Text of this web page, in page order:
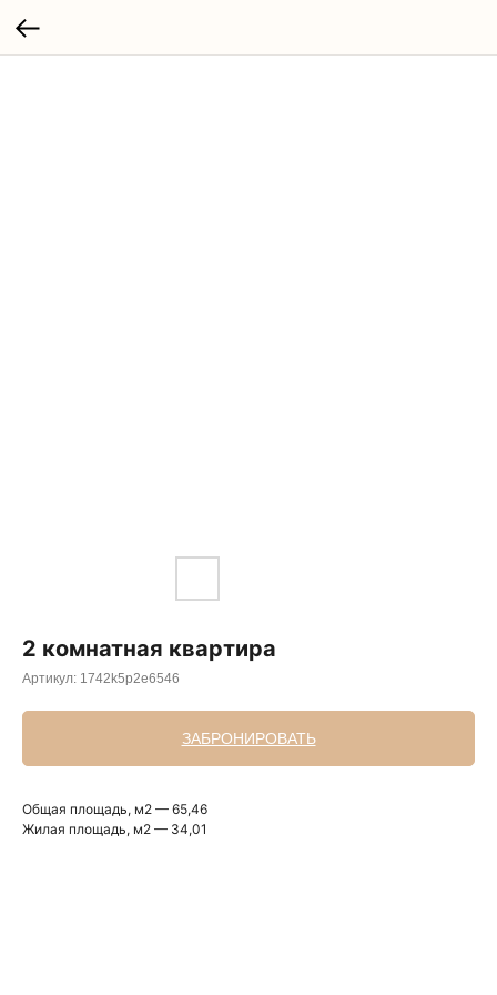
2 комнатная квартира
Артикул: 1742k5p2e6546
ЗАБРОНИРОВАТЬ
Общая площадь, м2 — 65,46
Жилая площадь, м2 — 34,01